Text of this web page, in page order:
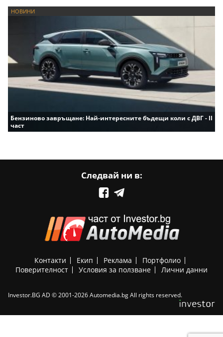
НОВИНИ
Бензиново завръщане: Най-интересните бъдещи коли с ДВГ - II
част
Следвай ни в:
Контакти Екип Реклама
Портфолио
Поверителност
Условия за ползване Лични данни
Investor.BG AD © 2001-2026 Automedia.bg All rights reserved.